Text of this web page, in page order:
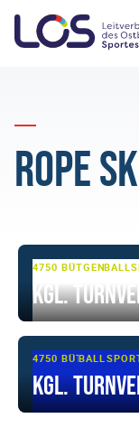
Rope
4750
Kgl.
4750 BÜTGENBACH
Kgl.